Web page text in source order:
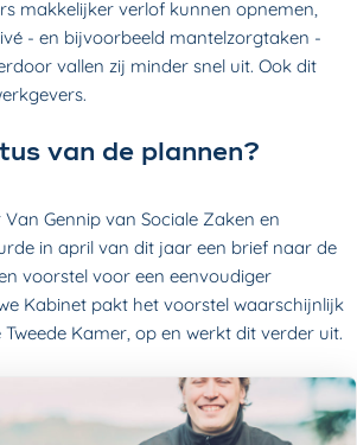
makkelijker verlof kunnen opnemen,
- en bijvoorbeeld mantelzorgtaken -
vallen zij minder snel uit. Ook dit
van de plannen?
Gennip van Sociale Zaken en
in april van dit jaar een brief naar de
voorstel voor een eenvoudiger
Kabinet pakt het voorstel waarschijnlijk
Kamer, op en werkt dit verder uit.